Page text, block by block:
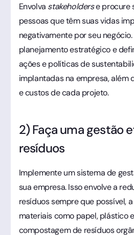
Envolva stakeholderse procure
pessoas que têm suas vidas
negativamente por seu
planejamento estratégico e
ações e políticas de
implantadas na empresa, além
e custos de cada projeto.
2) Faça uma gestão
resíduos
Implemente um sistema de
sua empresa. Isso envolve a
resíduos sempre que possível,
materiais como papel, plástico
compostagem de resíduos